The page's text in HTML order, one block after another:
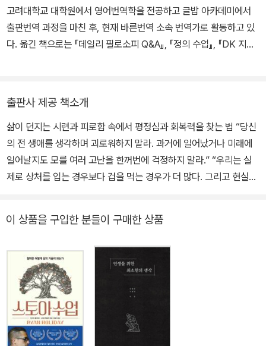
이 아닐까?’라는 문제였다. 학교에서는 수학, 물리학, 화학, 생물학은
가르치면서 힘든 상황에 대처하는 방법에 대해서는 전혀 가르치지 않
는다. 하지만 고대 세계의 철학 학교에서는 사람들에게 살아가는 방
이 정확히 무엇인지를 설명하는 자료가 부족했다. 그래서 저자는 스
토아 철학의 개요를 파악하게 해주는 이 책을 열정적으로 집필하며,
삶의 본보기가 될 만한 지혜를 담으려 애썼다. 무엇보다 독자들이 행
복한 삶을 찾길 바라면서.
고려대학교 대학원에서 영어번역학을 전공하고 글밥 아카데미에서
출판번역 과정을 마친 후, 현재 바른번역 소속 번역가로 활동하고 있
다. 옮긴 책으로는 『데일리 필로소피 Q&A』, 『정의 수업』, 『DK 지도
출판사 제공 책소개
삶이 던지는 시련과 피로함 속에서 평정심과 회복력을 찾는 법 “당신
의 전 생애를 생각하며 괴로워하지 말라. 과거에 일어났거나 미래에
일어날지도 모를 여러 고난을 한꺼번에 걱정하지 말라.” “우리는 실
제로 상처를 입는 경우보다 겁을 먹는 경우가 더 많다. 그리고 현실보
려면, 실제 위기가 닥쳤을 때 움찔하지 않으려면, 미리 훈련해야 한
리에게 전하는 말이다. 이 책 《인생이 막막할 땐 스토아 철학》은 스토
아 철학의 가르침을 통해 심각한 문제가 닥쳤을 때에도 내 마음과 삶
을 평온하고 원만하게 유지하는 법을 일러준다. 오랜 세월이 흘렀지
만 놀랄만치 현대적인 스토아 철학 속에서 독자들은 나 자신을 잘 다
스리는 방법, 폭풍 같은 시련이 닥쳤을 때 평정심을 유지하고 정서를
회복하는 방법을 배울 수 있다. 배운 것을 삶에 적용할 수만 있다면 우
이 상품을 구입한 분들이 구매한 상품